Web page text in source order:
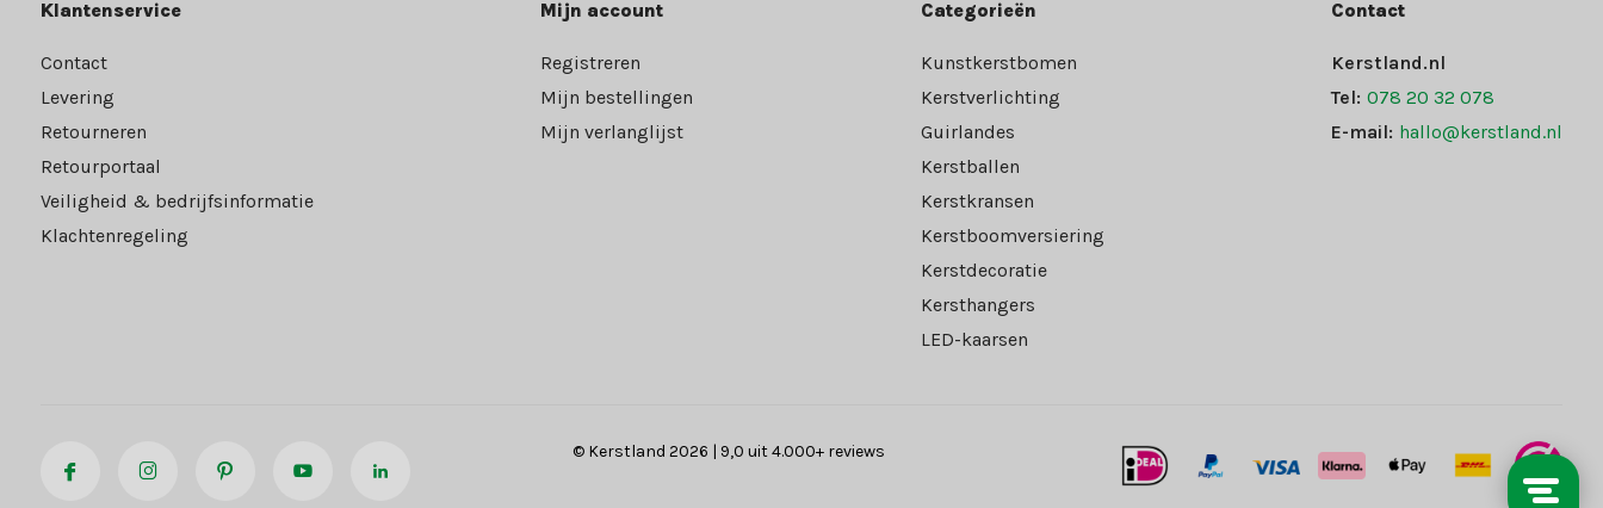
Klantenservice
Contact
Levering
Retourneren
Retourportaal
Veiligheid & bedrijfsinformatie
Klachtenregeling
Mijn account
Registreren
Mijn bestellingen
Mijn verlanglijst
Categorieën
Kunstkerstbomen
Kerstverlichting
Guirlandes
Kerstballen
Kerstkransen
Kerstboomversiering
Kerstdecoratie
Kersthangers
LED-kaarsen
Contact
Kerstland.nl
Tel: 078 20 32 078
E-mail: hallo@kerstland.nl
© Kerstland 2026 | 9,0 uit 4.000+ reviews